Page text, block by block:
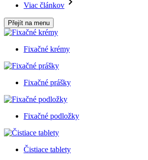
Viac článkov
Přejít na menu
Fixačné krémy
Fixačné prášky
Fixačné podložky
Čistiace tablety